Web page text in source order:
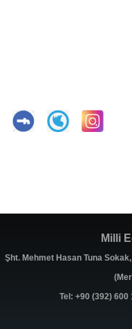
Milli
Şht. Mehmet Hasan Tuna
Tel: +90 (392)